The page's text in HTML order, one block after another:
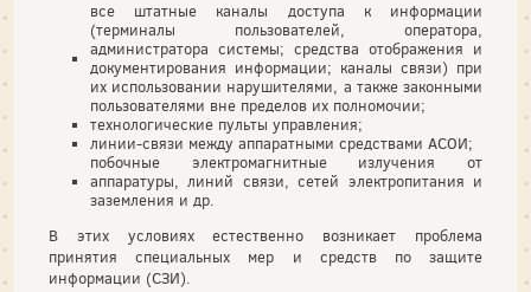
все штатные каналы доступа к информации
(терминалы пользователей, оператора,
администратора системы; средства отображения и
документирования информации; каналы связи) при
их использовании нарушителями, а также законными
пользователями вне пределов их полномочии;
технологические пульты управления;
линии-связи между аппаратными средствами АСОИ;
побочные электромагнитные излучения от
аппаратуры, линий связи, сетей электропитания и
заземления и др.
В этих условиях естественно возникает проблема
принятия специальных мер и средств по защите
информации (СЗИ).